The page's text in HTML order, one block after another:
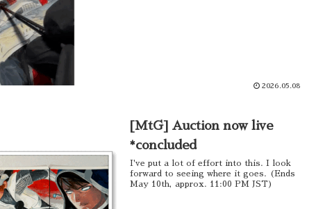
2026.05.08
[MtG] Auction now live
*concluded
I've put a lot of effort into this. I look
forward to seeing where it goes. (Ends
May 10th, approx. 11:00 PM JST)